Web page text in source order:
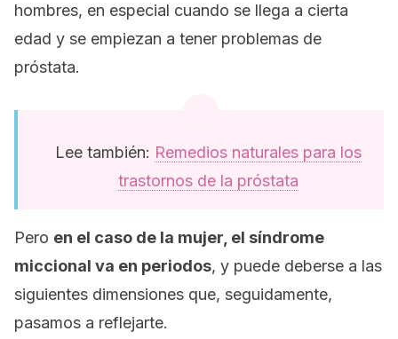
hombres, en especial cuando se llega a cierta
edad y se empiezan a tener problemas de
próstata.
Lee también: Remedios naturales para los
trastornos de la próstata
Pero en el caso de la mujer, el síndrome
miccional va en periodos, y puede deberse a las
siguientes dimensiones que, seguidamente,
pasamos a reflejarte.